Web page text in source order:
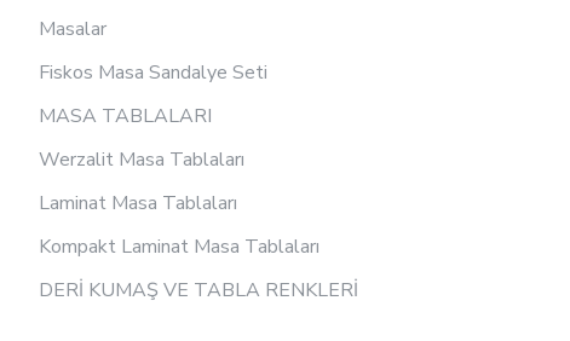
Masalar
Fiskos Masa Sandalye Seti
MASA TABLALARI
Werzalit Masa Tablaları
Laminat Masa Tablaları
Kompakt Laminat Masa Tablaları
DERİ KUMAŞ VE TABLA RENKLERİ